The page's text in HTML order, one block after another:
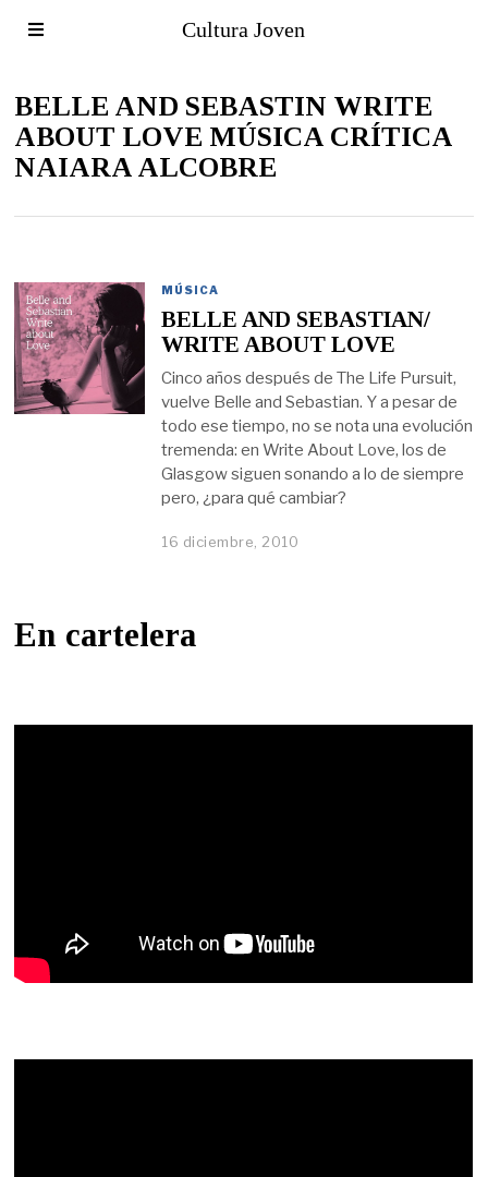
Cultura Joven
BELLE AND SEBASTIN WRITE
ABOUT LOVE MÚSICA CRÍTICA
NAIARA ALCOBRE
MÚSICA
BELLE AND SEBASTIAN/
WRITE ABOUT LOVE
Cinco años después de The Life Pursuit,
vuelve Belle and Sebastian. Y a pesar de
todo ese tiempo, no se nota una evolución
tremenda: en Write About Love, los de
Glasgow siguen sonando a lo de siempre
pero, ¿para qué cambiar?
16 diciembre, 2010
En cartelera